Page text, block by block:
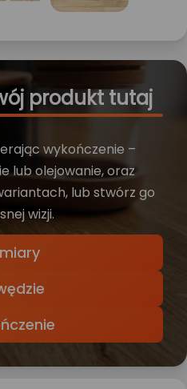
produkt tutaj
wykończenie –
lub olejowanie, oraz
lub stwórz go
wizji.